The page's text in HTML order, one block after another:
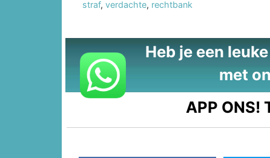
straf, verdachte, rechtbank
Heb je een
met
APP ONS!